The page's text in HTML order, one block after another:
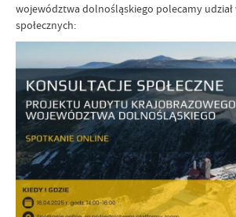
województwa dolnośląskiego polecamy
społecznych: